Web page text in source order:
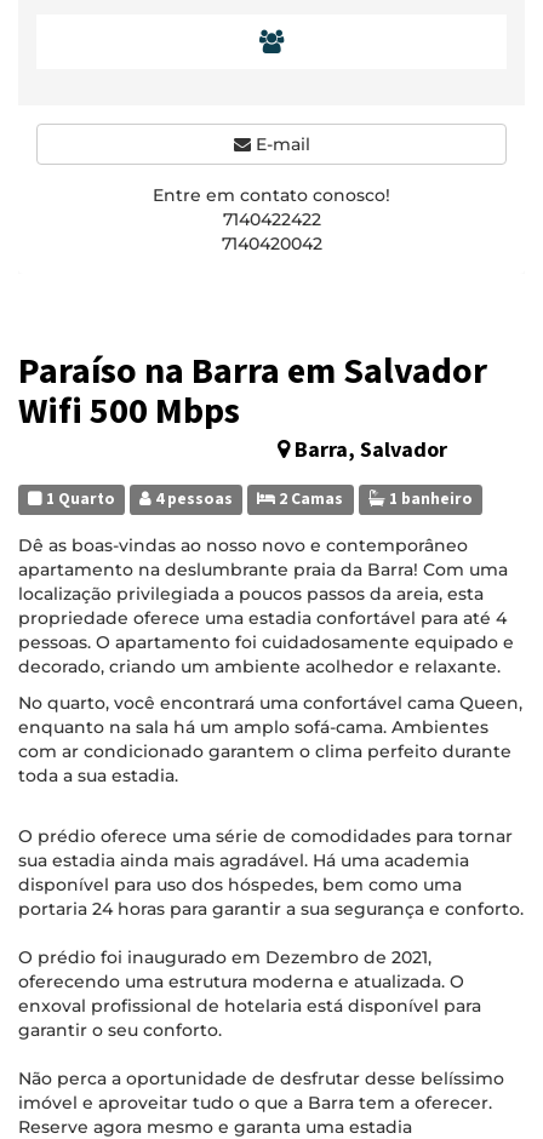
Paraíso na Barra em Salvador
Wifi 500 Mbps
Barra, Salvador
1 Quarto 4 pessoas 2 Camas 1 banheiro
Dê as boas-vindas ao nosso novo e contemporâneo
apartamento na deslumbrante praia da Barra! Com uma
localização privilegiada a poucos passos da areia, esta
propriedade oferece uma estadia confortável para até 4
pessoas. O apartamento foi cuidadosamente equipado e
decorado, criando um ambiente acolhedor e relaxante.
No quarto, você encontrará uma confortável cama Queen,
enquanto na sala há um amplo sofá-cama. Ambientes
com ar condicionado garantem o clima perfeito durante
toda a sua estadia.
O prédio oferece uma série de comodidades para tornar
sua estadia ainda mais agradável. Há uma academia
disponível para uso dos hóspedes, bem como uma
portaria 24 horas para garantir a sua segurança e conforto.
O prédio foi inaugurado em Dezembro de 2021,
oferecendo uma estrutura moderna e atualizada. O
enxoval profissional de hotelaria está disponível para
garantir o seu conforto.
Não perca a oportunidade de desfrutar desse belíssimo
imóvel e aproveitar tudo o que a Barra tem a oferecer.
Reserve agora mesmo e garanta uma estadia
E-mail
Entre em contato conosco!
7140422422
7140420042